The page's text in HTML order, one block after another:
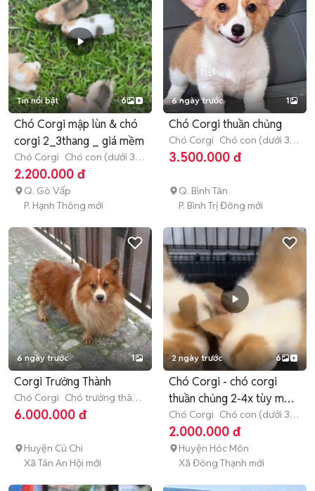
Tin nổi bật 6
Chó Corgi mập lùn & chó
corgi 2_3thang _ giá mềm
Chó Corgi Chó con (dưới 3
tháng tuổi)
2.200.000 đ
Q. Gò Vấp
P. Hạnh Thông mới
6 ngày trước 1
Chó Corgi thuần chủng
Chó Corgi Chó con (dưới 3
tháng tuổi)
3.500.000 đ
Q. Bình Tân
P. Bình Trị Đông mới
6 ngày trước 1
Corgi Trưởng Thành
Chó Corgi Chó trưởng thành
(hơn 1 tuổi)
6.000.000 đ
Huyện Củ Chi
Xã Tân An Hội mới
2 ngày trước 6
Chó Corgi - chó corgi
thuần chủng 2-4x tùy màu
sắc
Chó Corgi Chó con (dưới 3
tháng tuổi)
2.000.000 đ
Huyện Hóc Môn
Xã Đông Thạnh mới